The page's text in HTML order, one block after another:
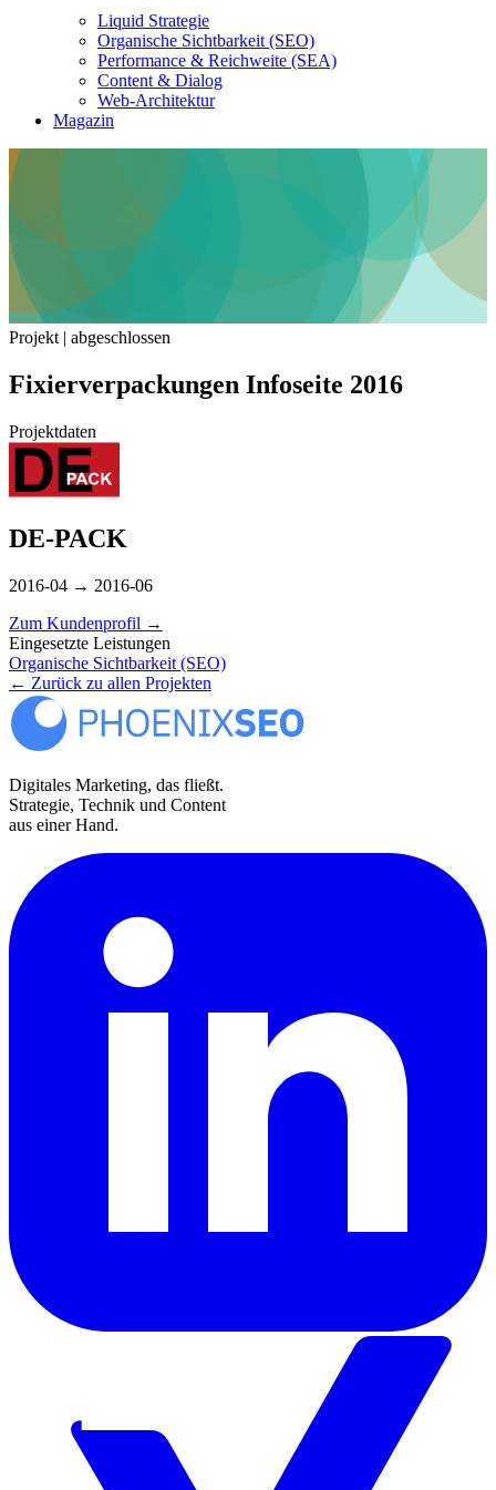
Liquid Strategie
Organische Sichtbarkeit (SEO)
Performance & Reichweite (SEA)
Content & Dialog
Web-Architektur
Magazin
Projekt | abgeschlossen
Fixierverpackungen Infoseite 2016
Projektdaten
DE-PACK
2016-04 → 2016-06
Zum Kundenprofil →
Eingesetzte Leistungen
Organische Sichtbarkeit (SEO)
← Zurück zu allen Projekten
Digitales Marketing, das fließt.
Strategie, Technik und Content
aus einer Hand.